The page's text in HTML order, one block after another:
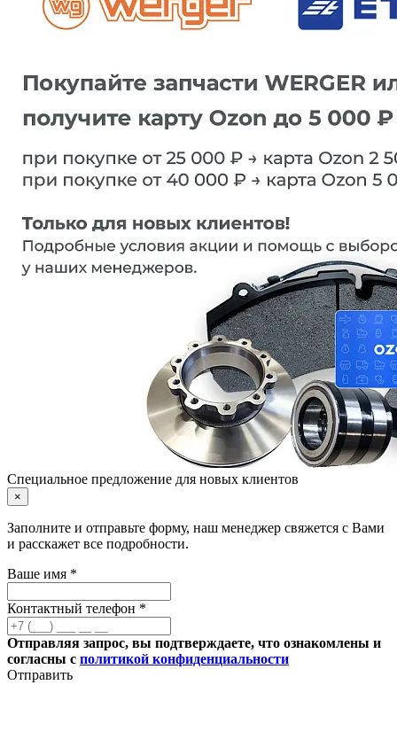
Специальное предложение для новых клиентов
×
Заполните и отправьте форму, наш менеджер свяжется с Вами
и расскажет все подробности.
Ваше имя *
Контактный телефон *
Отправляя запрос, вы подтверждаете, что ознакомлены и
согласны с политикой конфиденциальности
Отправить